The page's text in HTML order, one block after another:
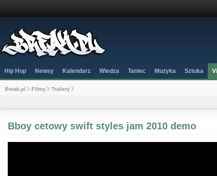
Hip Hop Newsy Kalendarz Wiedza Taniec Muzyka Sztuka
Break.pl Filmy Trailery
Bboy cetowy swift styles jam 2010 demo